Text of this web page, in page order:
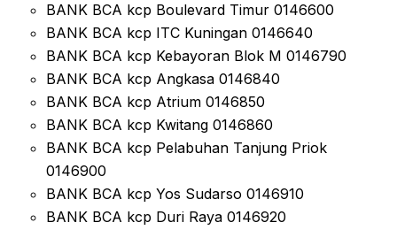
BANK BCA kcp Boulevard Timur 0146600
BANK BCA kcp ITC Kuningan 0146640
BANK BCA kcp Kebayoran Blok M 0146790
BANK BCA kcp Angkasa 0146840
BANK BCA kcp Atrium 0146850
BANK BCA kcp Kwitang 0146860
BANK BCA kcp Pelabuhan Tanjung Priok
0146900
BANK BCA kcp Yos Sudarso 0146910
BANK BCA kcp Duri Raya 0146920